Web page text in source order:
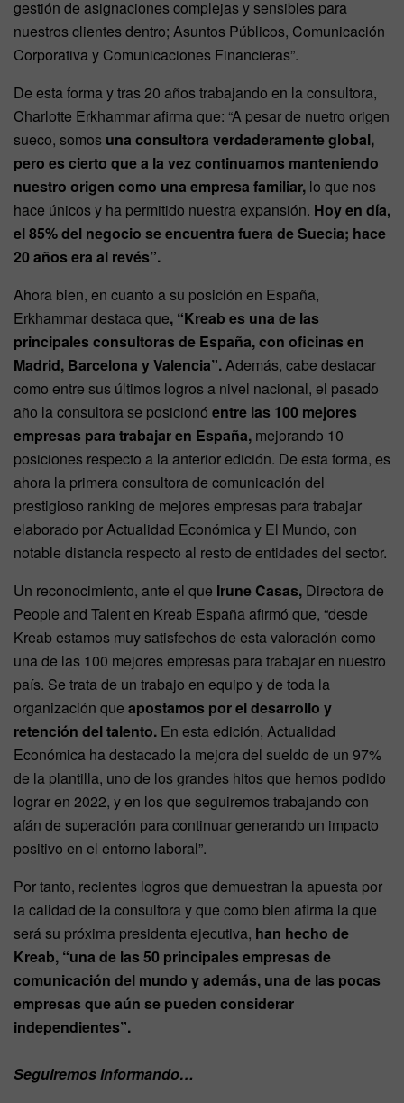
gestión de asignaciones complejas y sensibles para
nuestros clientes dentro; Asuntos Públicos, Comunicación
Corporativa y Comunicaciones Financieras”.
De esta forma y tras 20 años trabajando en la consultora,
Charlotte Erkhammar afirma que: “A pesar de nuetro origen
sueco, somos una consultora verdaderamente global,
pero es cierto que a la vez continuamos manteniendo
nuestro origen como una empresa familiar, lo que nos
hace únicos y ha permitido nuestra expansión. Hoy en día,
el 85% del negocio se encuentra fuera de Suecia; hace
20 años era al revés”.
Ahora bien, en cuanto a su posición en España,
Erkhammar destaca que, “Kreab es una de las
principales consultoras de España, con oficinas en
Madrid, Barcelona y Valencia”. Además, cabe destacar
como entre sus últimos logros a nivel nacional, el pasado
año la consultora se posicionó entre las 100 mejores
empresas para trabajar en España, mejorando 10
posiciones respecto a la anterior edición. De esta forma, es
ahora la primera consultora de comunicación del
prestigioso ranking de mejores empresas para trabajar
elaborado por Actualidad Económica y El Mundo, con
notable distancia respecto al resto de entidades del sector.
Un reconocimiento, ante el que Irune Casas, Directora de
People and Talent en Kreab España afirmó que, “desde
Kreab estamos muy satisfechos de esta valoración como
una de las 100 mejores empresas para trabajar en nuestro
país. Se trata de un trabajo en equipo y de toda la
organización que apostamos por el desarrollo y
retención del talento. En esta edición, Actualidad
Económica ha destacado la mejora del sueldo de un 97%
de la plantilla, uno de los grandes hitos que hemos podido
lograr en 2022, y en los que seguiremos trabajando con
afán de superación para continuar generando un impacto
positivo en el entorno laboral”.
Por tanto, recientes logros que demuestran la apuesta por
la calidad de la consultora y que como bien afirma la que
será su próxima presidenta ejecutiva, han hecho de
Kreab, “una de las 50 principales empresas de
comunicación del mundo y además, una de las pocas
empresas que aún se pueden considerar
independientes”.
Seguiremos informando…